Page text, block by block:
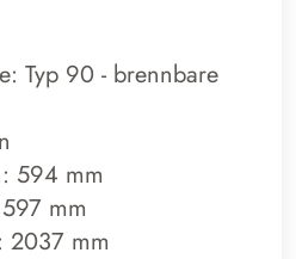
Typ 90 - brennbare
594 mm
mm
2037 mm